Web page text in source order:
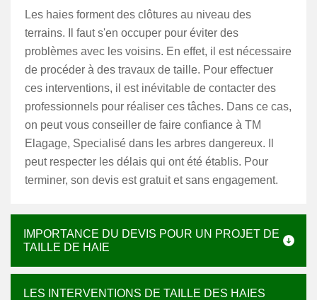
Les haies forment des clôtures au niveau des
terrains. Il faut s'en occuper pour éviter des
problèmes avec les voisins. En effet, il est nécessaire
de procéder à des travaux de taille. Pour effectuer
ces interventions, il est inévitable de contacter des
professionnels pour réaliser ces tâches. Dans ce cas,
on peut vous conseiller de faire confiance à TM
Elagage, Specialisé dans les arbres dangereux. Il
peut respecter les délais qui ont été établis. Pour
terminer, son devis est gratuit et sans engagement.
IMPORTANCE DU DEVIS POUR UN PROJET DE
TAILLE DE HAIE
LES INTERVENTIONS DE TAILLE DES HAIES